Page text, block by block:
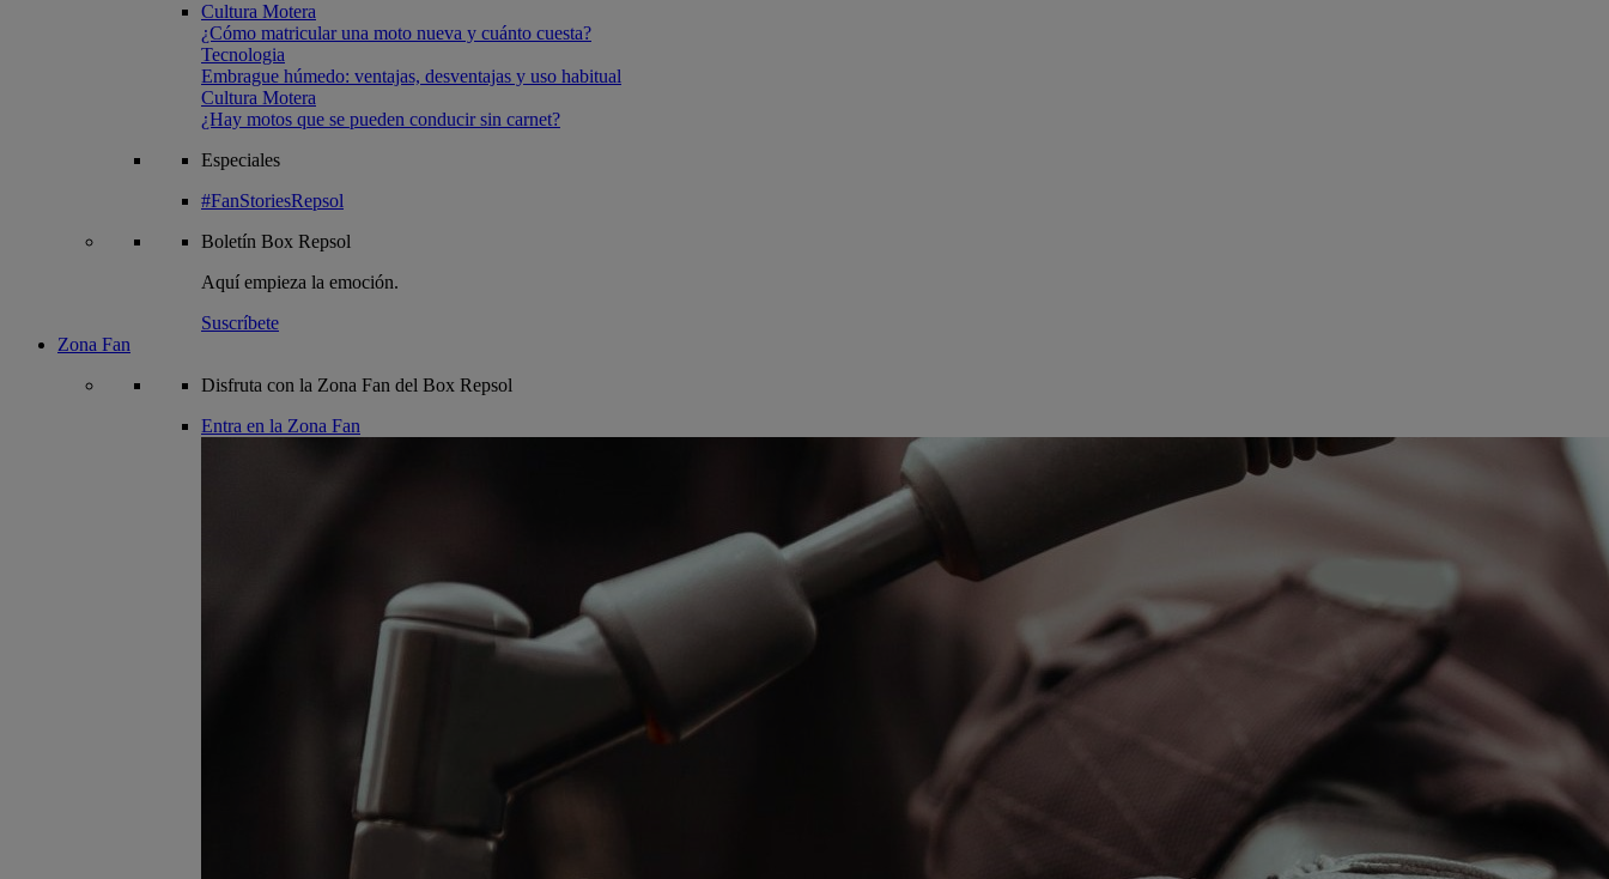
Cultura Motera
¿Cómo matricular una moto nueva y cuánto cuesta?
Tecnologia
Embrague húmedo: ventajas, desventajas y uso habitual
Cultura Motera
¿Hay motos que se pueden conducir sin carnet?
Especiales
#FanStoriesRepsol
Boletín Box Repsol
Aquí empieza la emoción.
Suscríbete
Zona Fan
Disfruta con la Zona Fan del Box Repsol
Entra en la Zona Fan